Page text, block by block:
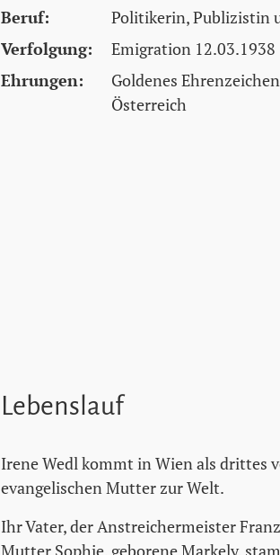
Beruf:
Politikerin, Publizistin
Verfolgung:
Emigration 12.03.1938
Ehrungen:
Goldenes
Österreich
Lebenslauf
Irene Wedl kommt in Wien als drittes
evangelischen Mutter zur Welt.
Ihr Vater, der Anstreichermeister
Mutter Sophie, geborene Markely,